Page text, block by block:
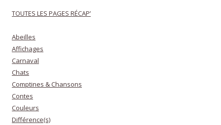
TOUTES LES PAGES RÉCAP’
Abeilles
Affichages
Carnaval
Chats
Comptines & Chansons
Contes
Couleurs
Différence(s)